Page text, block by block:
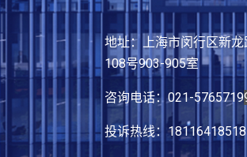
地址：上海市闵行区新
108号903-905室
咨询电话：021-5765719
投诉热线：18116418518